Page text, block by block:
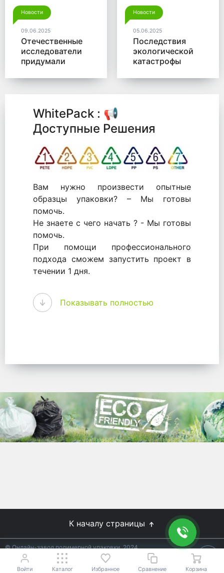
Новости
09.06.2025
Отечественные
исследователи
придумали
для утилизации
Новости
05.06.2025
Последствия
экологической
катастрофы
микробы от
WhitePack : 📢
Доступные Решения
Вам нужно произвести опытные
образцы упаковки? – Мы готовы
помочь.
Не знаете с чего начать ? - Мы готовы
помочь.
При помощи профессионального
подхода сможем запустить проект в
течении 1 дня.
WhitePack - перерабатываем пластик.
Мы принимали самое активное
участие в становлении этого рынка в
упаковке, и сегодня мы перешли в
Используйте готовые решения от
лидеров отрасли.
WhitePack
8 (495) 204-18-49
Показывать полностью
К началу страницы
© Онлайн-завод полимерной упаковки, 2024
Не является публичной офертой.Условия уточняйте у
менеджеров.
Войти Каталог Избранное Сравнение Корзина